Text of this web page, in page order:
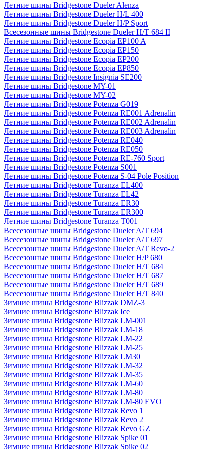
Летние шины Bridgestone Dueler Alenza
Летние шины Bridgestone Dueler H/L 400
Летние шины Bridgestone Dueler H/P Sport
Всесезонные шины Bridgestone Dueler H/T 684 II
Летние шины Bridgestone Ecopia EP100 A
Летние шины Bridgestone Ecopia EP150
Летние шины Bridgestone Ecopia EP200
Летние шины Bridgestone Ecopia EP850
Летние шины Bridgestone Insignia SE200
Летние шины Bridgestone MY-01
Летние шины Bridgestone MY-02
Летние шины Bridgestone Potenza G019
Летние шины Bridgestone Potenza RE001 Adrenalin
Летние шины Bridgestone Potenza RE002 Adrenalin
Летние шины Bridgestone Potenza RE003 Adrenalin
Летние шины Bridgestone Potenza RE040
Летние шины Bridgestone Potenza RE050
Летние шины Bridgestone Potenza RE-760 Sport
Летние шины Bridgestone Potenza S001
Летние шины Bridgestone Potenza S-04 Pole Position
Летние шины Bridgestone Turanza EL400
Летние шины Bridgestone Turanza EL42
Летние шины Bridgestone Turanza ER30
Летние шины Bridgestone Turanza ER300
Летние шины Bridgestone Turanza T001
Всесезонные шины Bridgestone Dueler A/T 694
Всесезонные шины Bridgestone Dueler A/T 697
Всесезонные шины Bridgestone Dueler A/T Revo-2
Всесезонные шины Bridgestone Dueler H/P 680
Всесезонные шины Bridgestone Dueler H/T 684
Всесезонные шины Bridgestone Dueler H/T 687
Всесезонные шины Bridgestone Dueler H/T 689
Всесезонные шины Bridgestone Dueler H/T 840
Зимние шины Bridgestone Blizzak DMZ-3
Зимние шины Bridgestone Blizzak Ice
Зимние шины Bridgestone Blizzak LM-001
Зимние шины Bridgestone Blizzak LM-18
Зимние шины Bridgestone Blizzak LM-22
Зимние шины Bridgestone Blizzak LM-25
Зимние шины Bridgestone Blizzak LM30
Зимние шины Bridgestone Blizzak LM-32
Зимние шины Bridgestone Blizzak LM-35
Зимние шины Bridgestone Blizzak LM-60
Зимние шины Bridgestone Blizzak LM-80
Зимние шины Bridgestone Blizzak LM-80 EVO
Зимние шины Bridgestone Blizzak Revo 1
Зимние шины Bridgestone Blizzak Revo 2
Зимние шины Bridgestone Blizzak Revo GZ
Зимние шины Bridgestone Blizzak Spike 01
Зимние шины Bridgestone Blizzak Spike 02